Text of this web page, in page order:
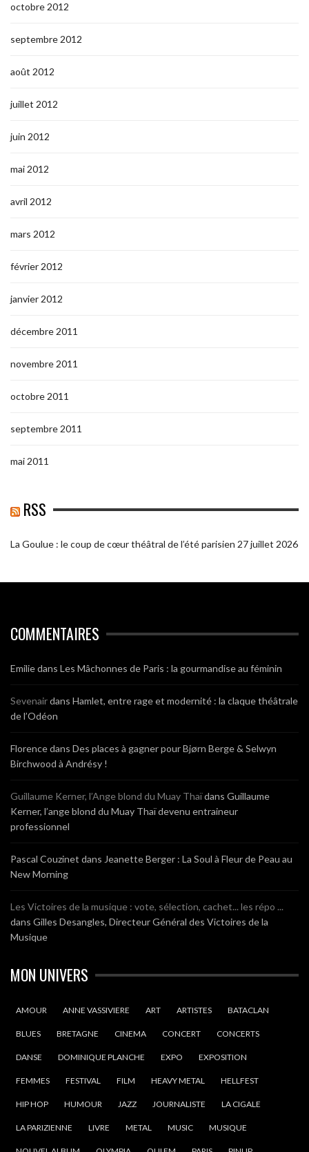
octobre 2012
septembre 2012
août 2012
juillet 2012
juin 2012
mai 2012
avril 2012
mars 2012
février 2012
janvier 2012
décembre 2011
novembre 2011
octobre 2011
septembre 2011
mai 2011
RSS
La Goulue : le coup de cœur théâtral de l’été parisien 27 juillet 2026
COMMENTAIRES
Emiliedans Les Mâchonnes de Paris : la gourmandise au féminin
Sevenairdans Hamlet, entre rage et modernité : la claque théâtrale
de l’Odéon
Florencedans Des places à gagner pour Bjørn Berge & Selwyn
Birchwood à Andrésy !
Guillaume Kerner, l’Ange blond du Muay Thaïdans Guillaume
Kerner, l’ange blond du Muay Thaï devenu entraineur
professionnel
Pascal Couzinet dans Jeanette Berger : La Soul à Fleur de Peau au
New Morning
Les Victoires de la musique : vote, sélection, cachet... les répo ...
dans Gilles Desangles, Directeur Général des Victoires de la
Musique
MON UNIVERS
AMOUR ANNE VASSIVIERE ART ARTISTES BATACLAN
BLUES BRETAGNE CINEMA CONCERT CONCERTS
DANSE DOMINIQUE PLANCHE EXPO EXPOSITION
FEMMES FESTIVAL FILM HEAVY METAL HELLFEST
HIP HOP HUMOUR JAZZ JOURNALISTE LA CIGALE
LA PARIZIENNE LIVRE METAL MUSIC MUSIQUE